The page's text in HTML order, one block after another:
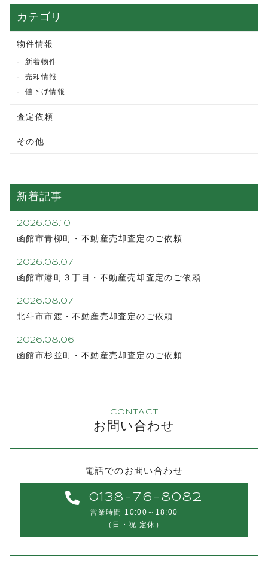
カテゴリ
物件情報
新着物件
売却情報
値下げ情報
査定依頼
その他
新着記事
2026.08.10
函館市青柳町・不動産売却査定のご依頼
2026.08.07
函館市港町３丁目・不動産売却査定のご依頼
2026.08.07
北斗市市渡・不動産売却査定のご依頼
2026.08.06
函館市杉並町・不動産売却査定のご依頼
CONTACT
お問い合わせ
電話でのお問い合わせ
0138-76-8082
営業時間 10:00～18:00
（日・祝 定休）